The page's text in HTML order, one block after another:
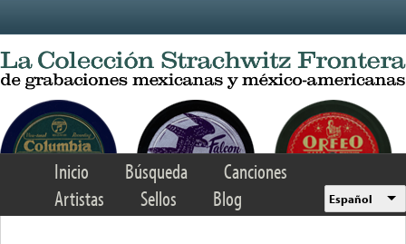
Inicio Búsqueda
Canciones
Artistas
Sellos Blog Español